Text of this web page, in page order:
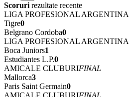
Scoruri rezultate recente
LIGA PROFESIONAL ARGENTINA
Tigre0
Belgrano Cordoba0
LIGA PROFESIONAL ARGENTINA
Boca Juniors1
Estudiantes L.P.0
AMICALE CLUBURIFINAL
Mallorca3
Paris Saint Germain0
AMICALE CLUBURIFINAL